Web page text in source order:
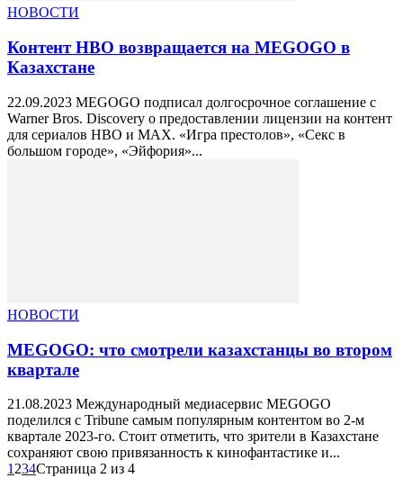
НОВОСТИ
Контент HBO возвращается на MEGOGO в
Казахстане
22.09.2023 MEGOGO подписал долгосрочное соглашение с
Warner Bros. Discovery о предоставлении лицензии на контент
для сериалов HBO и MAX. «Игра престолов», «Секс в
большом городе», «Эйфория»...
НОВОСТИ
MEGOGO: что смотрели казахстанцы во втором
квартале
21.08.2023 Международный медиасервис MEGOGO
поделился с Tribune самым популярным контентом во 2-м
квартале 2023-го. Стоит отметить, что зрители в Казахстане
сохраняют свою привязанность к кинофантастике и...
1 234Страница 2 из 4